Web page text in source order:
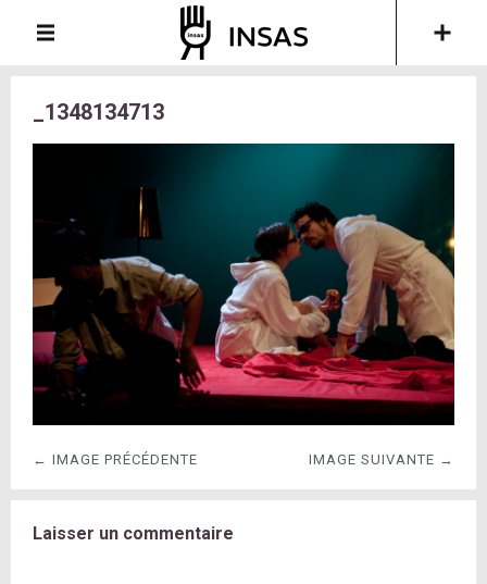
_1348134713
← IMAGE PRÉCÉDENTE IMAGE SUIVANTE →
Laisser un commentaire